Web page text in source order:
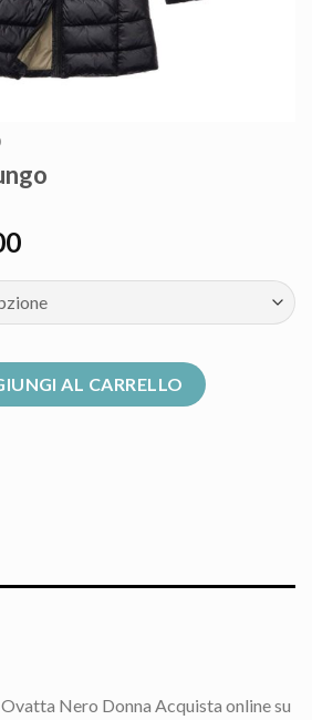
AL CARRELLO
Nero Donna Acquista online su